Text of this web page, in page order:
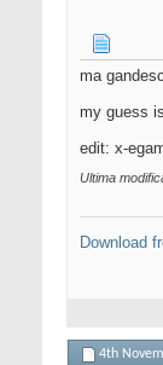
ma
my guess
edit: x-
Ultima
Download
4th